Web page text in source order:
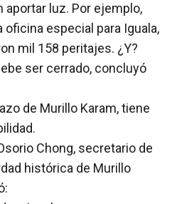
aportar luz. Por ejemplo,
oficina especial para Iguala,
mil 158 peritajes. ¿Y?
ser cerrado, concluyó
de Murillo Karam, tiene
Chong, secretario de
histórica de Murillo